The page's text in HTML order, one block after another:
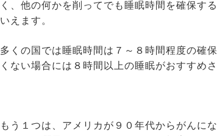
く、他の何かを削ってでも睡眠時間を確保す
いえます。
多くの国では睡眠時間は７～８時間程度の確
くない場合には８時間以上の睡眠がおすすめ
もう１つは、アメリカが９０年代からがんに